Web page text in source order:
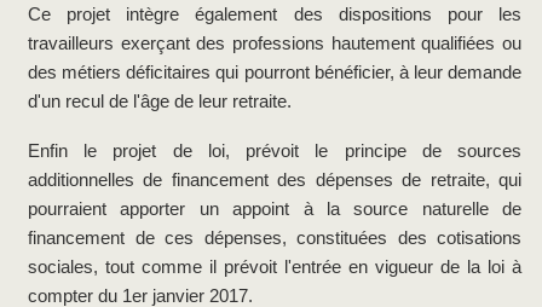
Ce projet intègre également des dispositions pour les
travailleurs exerçant des professions hautement qualifiées ou
des métiers déficitaires qui pourront bénéficier, à leur demande
d'un recul de l'âge de leur retraite.
Enfin le projet de loi, prévoit le principe de sources
additionnelles de financement des dépenses de retraite, qui
pourraient apporter un appoint à la source naturelle de
financement de ces dépenses, constituées des cotisations
sociales, tout comme il prévoit l'entrée en vigueur de la loi à
compter du 1er janvier 2017.